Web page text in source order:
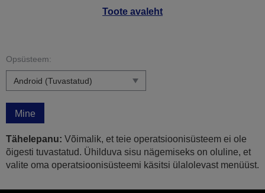
Toote avaleht
Opsüsteem:
Mine
Tähelepanu: Võimalik, et teie operatsioonisüsteem ei ole
õigesti tuvastatud. Ühilduva sisu nägemiseks on oluline, et
valite oma operatsioonisüsteemi käsitsi ülalolevast menüüst.